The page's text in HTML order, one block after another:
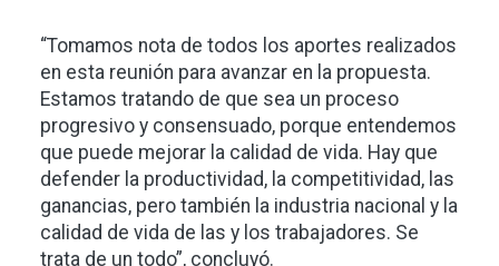
“Tomamos nota de todos los aportes realizados
en esta reunión para avanzar en la propuesta.
Estamos tratando de que sea un proceso
progresivo y consensuado, porque entendemos
que puede mejorar la calidad de vida. Hay que
defender la productividad, la competitividad, las
ganancias, pero también la industria nacional y la
calidad de vida de las y los trabajadores. Se
trata de un todo”, concluyó.